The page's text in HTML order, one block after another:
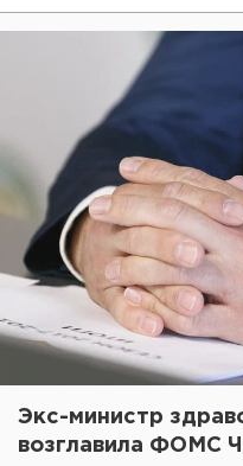
Экс-министр
возглавила ФОМС